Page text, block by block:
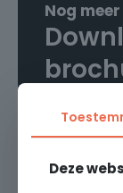
met toegang
als
opstelplaats
zijn ook
eiken vloer.
Energielabel
Garage
Geen garage
Nog
Deze